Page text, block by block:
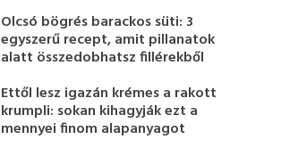
Olcsó bögrés barackos süti: 3
egyszerű recept, amit pillanatok
alatt összedobhatsz fillérekből
Ettől lesz igazán krémes a rakott
krumpli: sokan kihagyják ezt a
mennyei finom alapanyagot